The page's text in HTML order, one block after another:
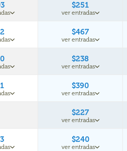
$251
ver entradas
$467
ver entradas
$238
ver entradas
$390
ver entradas
$227
ver entradas
$240
ver entradas